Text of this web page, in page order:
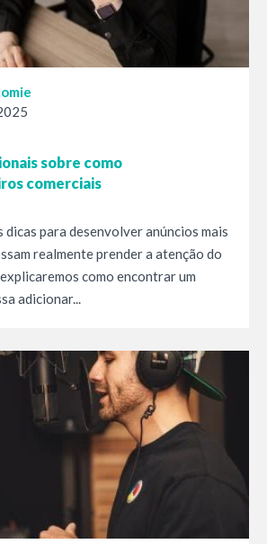
sobre como
comerciais
dicas para desenvolver anúncios mais
realmente prender a atenção do
como encontrar um
adicionar...